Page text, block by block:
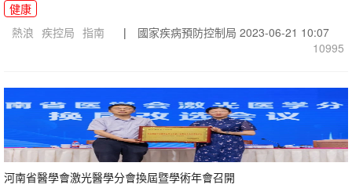
健康
熱浪 疾控局 指南 | 國家疾病預防控制局 2023-06-21 10:07
10995
河南省醫學會激光醫學分會換屆暨學術年會召開